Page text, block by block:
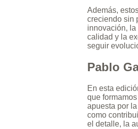
Además,
creciendo sin
innovación, la
calidad y la
seguir
Pablo
En esta
que
apuesta por
como
el detalle, la